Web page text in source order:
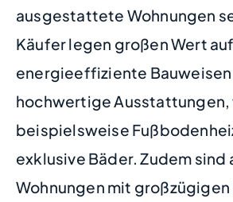
ausgestattete Wohnungen
Käufer legen großen Wert auf
energieeffiziente Bauweisen
hochwertige Ausstattungen,
beispielsweise
exklusive Bäder. Zudem sind
Wohnungen mit